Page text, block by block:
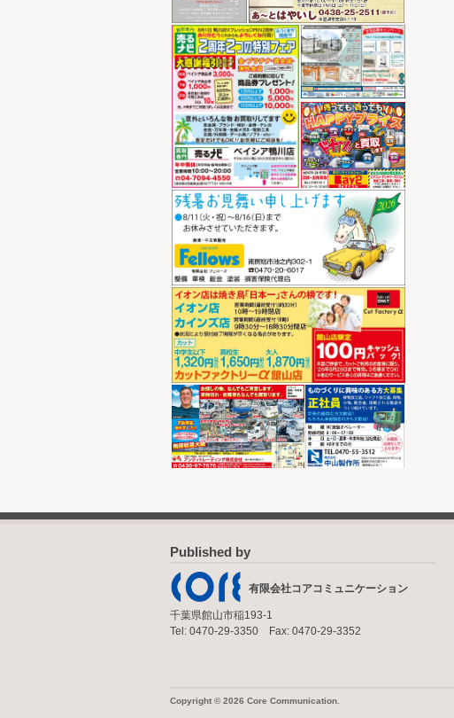
Published by
有限会社コアコミュニケーション
千葉県館山市稲193-1
Tel: 0470-29-3350 Fax: 0470-29-3352
Copyright © 2026 Core Communication.